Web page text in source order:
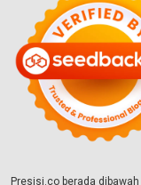
Presisi.co berada